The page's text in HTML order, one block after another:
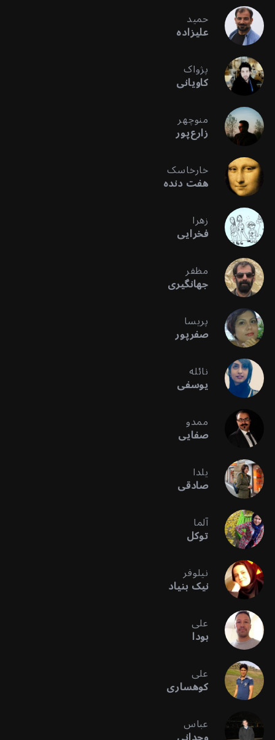
حمید
علیزاده
پژواک
کاویانی
منوچهر
زارع‌پور
خارخاسک
هفت دنده
زهرا
فخرایی
مظفر
جهانگیری
پریسا
صفرپور
نائله
یوسفی
ممدو
صفایی
یلدا
صادقی
آلما
توکل
نیلوفر
نیک بنیاد
علی
بودا
علی
کوهساری
عباس